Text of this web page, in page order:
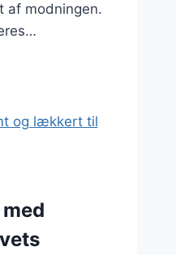
af modningen.